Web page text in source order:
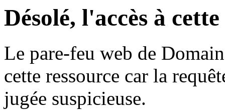
Désolé, l'accès à
Le pare-feu web de
cette ressource car la
jugée suspicieuse.